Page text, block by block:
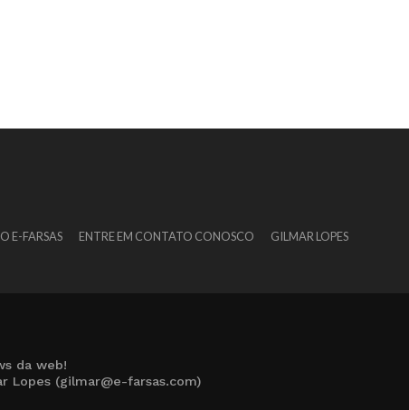
E-FARSAS ENTRE EM CONTATO CONOSCO
GILMAR LOPES
da web!
Lopes (gilmar@e-farsas.com)